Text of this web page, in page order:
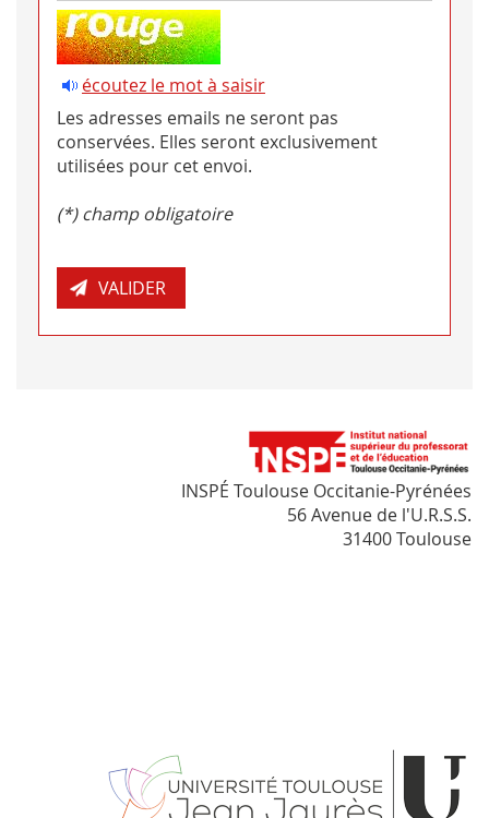
écoutez le mot à saisir
Les adresses emails ne seront pas
conservées. Elles seront exclusivement
utilisées pour cet envoi.
(*) champ obligatoire
INSPÉ Toulouse Occitanie-Pyrénées
56 Avenue de l'U.R.S.S.
31400 Toulouse